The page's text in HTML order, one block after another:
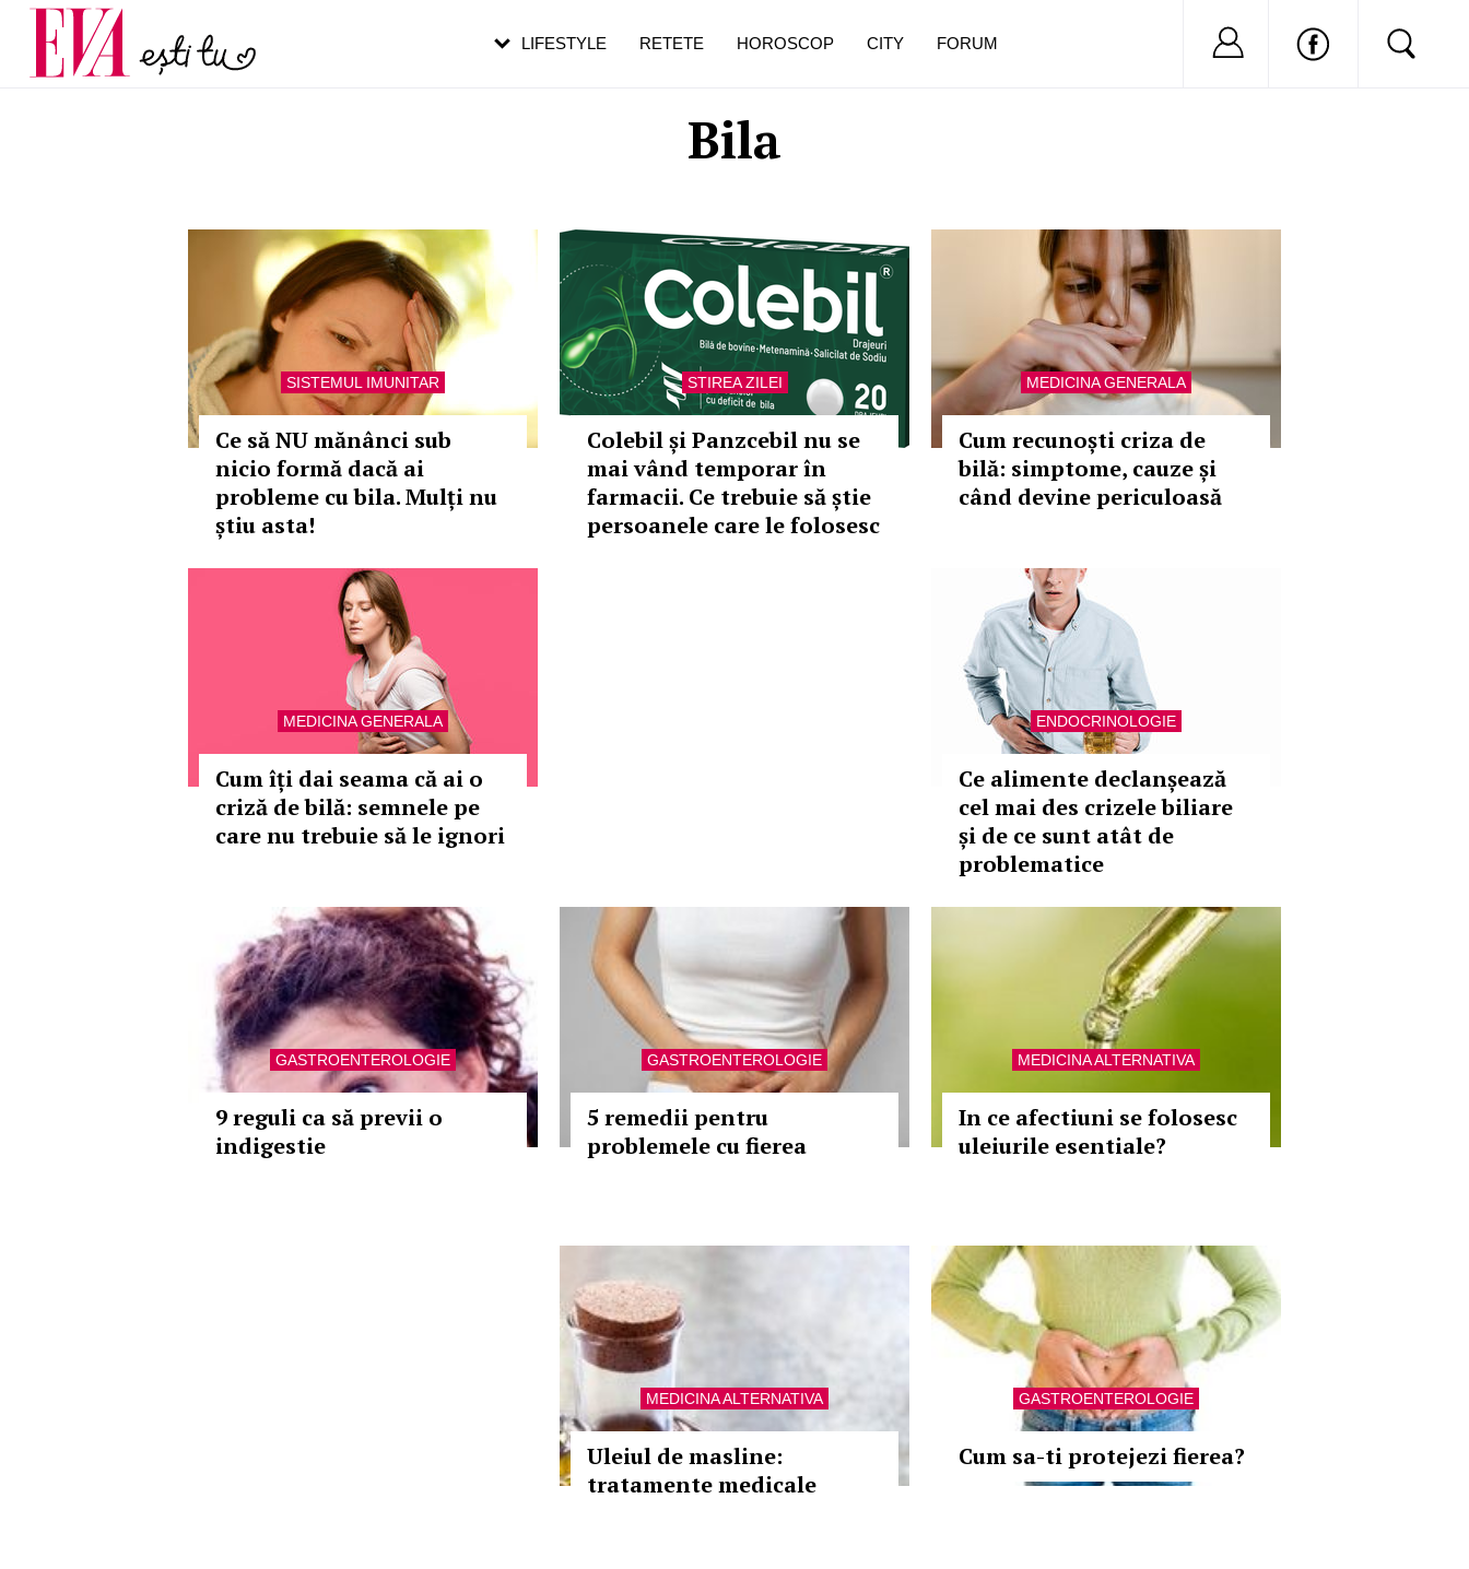
Bila
SISTEMUL IMUNITAR
Ce să NU mănânci sub
nicio formă dacă ai
probleme cu bila. Mulți nu
știu asta!
STIREA ZILEI
Colebil și Panzcebil nu se
mai vând temporar în
farmacii. Ce trebuie să știe
persoanele care le folosesc
MEDICINA GENERALA
Cum recunoști criza de
bilă: simptome, cauze și
când devine periculoasă
MEDICINA GENERALA
Cum îți dai seama că ai o
criză de bilă: semnele pe
care nu trebuie să le ignori
ENDOCRINOLOGIE
Ce alimente declanșează
cel mai des crizele biliare
și de ce sunt atât de
problematice
GASTROENTEROLOGIE
9 reguli ca să previi o
indigestie
GASTROENTEROLOGIE
5 remedii pentru
problemele cu fierea
MEDICINA ALTERNATIVA
In ce afectiuni se folosesc
uleiurile esentiale?
MEDICINA ALTERNATIVA
Uleiul de masline:
tratamente medicale
GASTROENTEROLOGIE
Cum sa-ti protejezi fierea?
LIFESTYLE RETETE HOROSCOP CITY FORUM Nu ai cont?
Carieră
Actualitate
pe măsură ce înaintezi în vârstă